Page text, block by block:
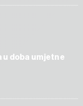
doba umjetne